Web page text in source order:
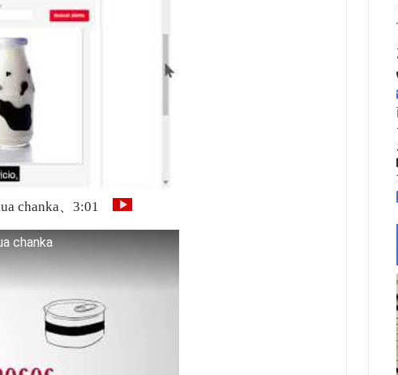
chanka、3:01
chanka